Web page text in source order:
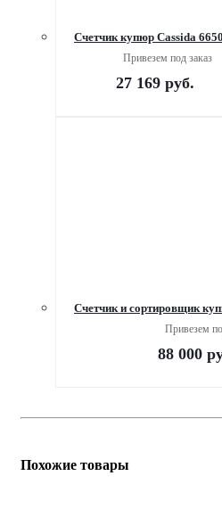
Счетчик купюр Cassida
Привезем под заказ
27 169 руб.
Счетчик и сортировщик
Привезем
88 000
Похожие товары